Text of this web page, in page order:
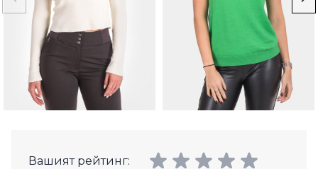
Вашият рейтинг: